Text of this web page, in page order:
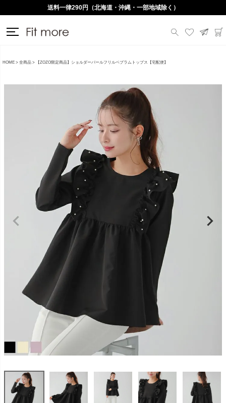
送料一律290円（北海道・沖縄・一部地域除く）
HOME 全商品 【ZOZO限定商品】ショルダーパールフリルペプラムトップス【宅配便】